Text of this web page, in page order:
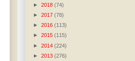
► 2018 (74)
► 2017 (78)
► 2016 (113)
► 2015 (115)
► 2014 (224)
► 2013 (276)